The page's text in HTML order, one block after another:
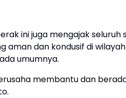
ini juga mengajak
aman dan kondusif di
umumnya.
membantu dan